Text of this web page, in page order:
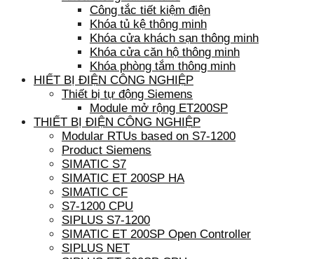
Công tắc tiết kiệm điện
Khóa tủ kệ thông minh
Khóa cửa khách sạn thông minh
Khóa cửa căn hộ thông minh
Khóa phòng tắm thông minh
HIẾT BỊ ĐIỆN CÔNG NGHIỆP
Thiết bị tự động Siemens
Module mở rộng ET200SP
THIẾT BỊ ĐIỆN CÔNG NGHIỆP
Modular RTUs based on S7-1200
Product Siemens
SIMATIC S7
SIMATIC ET 200SP HA
SIMATIC CF
S7-1200 CPU
SIPLUS S7-1200
SIMATIC ET 200SP Open Controller
SIPLUS NET